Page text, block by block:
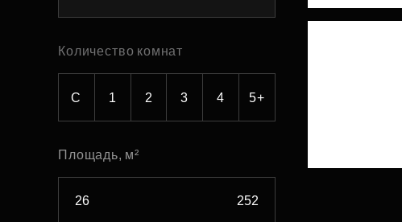
Рефинансирование
Количество комнат
С 1 2 3 4 5+
Площадь, м²